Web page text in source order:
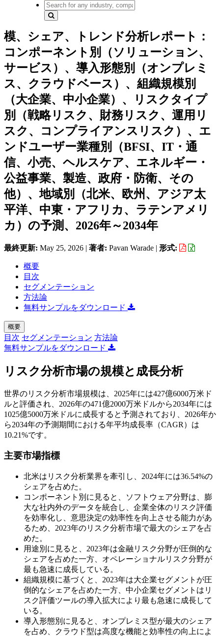
模、シェア、トレンド分析レポート：
コンポーネント別（ソリューション、
サービス）、導入形態別（オンプレミ
ス、クラウドベース）、組織規模別
（大企業、中小企業）、リスクタイプ
別（戦略リスク、財務リスク、運用リ
スク、コンプライアンスリスク）、エ
ンドユーザー業種別（BFSI、IT・通
信、小売、ヘルスケア、エネルギー・
公益事業、製造、政府・防衛、その
他）、地域別（北米、欧州、アジア太
平洋、中東・アフリカ、ラテンアメリ
カ）の予測、2026年～2034年
最終更新: May 25, 2026 | 著者: Pavan Warade | 形式:
概要
目次
セグメンテーション
方法論
無料サンプルをダウンロード
概要
目次 セグメンテーション 方法論
無料サンプルをダウンロード
リスク分析市場の規模と成長分析
世界のリスク分析市場規模は、2025年には427億6000万米ド
ルと評価され、2026年の471億2000万米ドルから2034年には
1025億5000万米ドルに成長すると予測されており、2026年か
ら2034年の予測期間における年平均成長率（CAGR）は
10.21%です。
主要市場指標
北米はリスク分析業界を牽引し、2024年には36.54%の
シェアを占めた。
コンポーネント別に見ると、ソフトウェア分野は、膨
大な社内外のデータを統合し、企業全体のリスク評価
を効率化し、意思決定の効率性を向上させる能力があ
るため、2023年のリスク分析市場で最大のシェアを占
めた。
用途別に見ると、2023年は金融リスク分野が圧倒的な
シェアを占めた一方、オペレーショナルリスク分野が
最も急速に成長している。
組織規模に基づくと、2023年は大企業セグメントが圧
倒的なシェアを占めた一方、中小企業セグメントはリ
スク評価ツールの導入拡大により最も急速に成長して
いる。
導入形態別に見ると、オンプレミス型が最大のシェア
を占め、クラウド型は高度な機能と効率性の向上によ